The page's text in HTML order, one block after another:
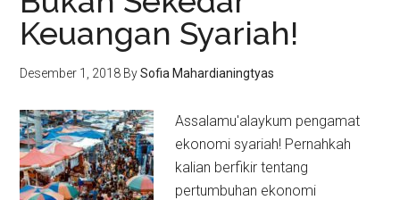
Keuangan Syariah!
Desember 1, 2018 BySofia Mahardianingtyas
Assalamu'alaykum pengamat
ekonomi syariah! Pernahkah
kalian berfikir tentang
pertumbuhan ekonomi